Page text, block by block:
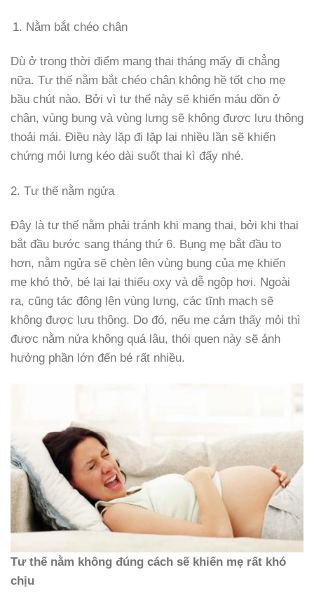
Nằm bắt chéo chân
Dù ở trong thời điểm mang thai tháng mấy đi chẳng
nữa. Tư thế nằm bắt chéo chân không hề tốt cho mẹ
bầu chút nào. Bởi vì tư thế này sẽ khiến máu dồn ở
chân, vùng bụng và vùng lưng sẽ không được lưu thông
thoải mái. Điều này lặp đi lặp lại nhiều lần sẽ khiến
chứng mỏi lưng kéo dài suốt thai kì đấy nhé.
2. Tư thế nằm ngửa
Đây là tư thế nằm phải tránh khi mang thai, bởi khi thai
bắt đầu bước sang tháng thứ 6. Bụng mẹ bắt đầu to
hơn, nằm ngửa sẽ chèn lên vùng bụng của mẹ khiến
mẹ khó thở, bé lại lại thiếu oxy và dễ ngộp hơi. Ngoài
ra, cũng tác động lên vùng lưng, các tĩnh mạch sẽ
không được lưu thông. Do đó, nếu mẹ cảm thấy mỏi thì
được nằm nửa không quá lâu, thói quen này sẽ ảnh
hưởng phần lớn đến bé rất nhiều.
Tư thế nằm không đúng cách sẽ khiến mẹ rất khó
chịu